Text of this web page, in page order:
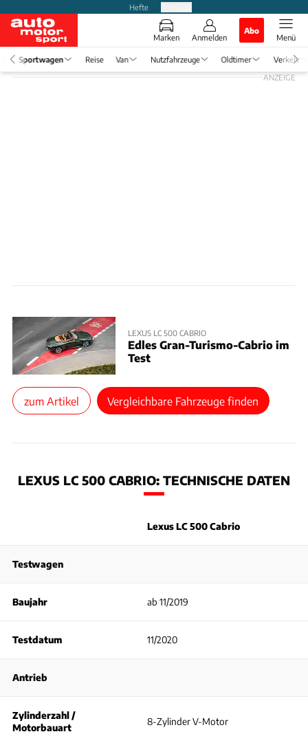
Hefte
Marken Anmelden
Abo
Menü
Sportwagen Reise Van Nutzfahrzeuge Oldtimer
Verkehr
ANZEIGE
LEXUS LC 500 CABRIO
Edles Gran-Turismo-Cabrio im
Test
zum Artikel Vergleichbare Fahrzeuge finden
LEXUS LC 500 CABRIO: TECHNISCHE DATEN
Lexus LC 500 Cabrio
Testwagen
Baujahr ab 11/2019
Testdatum 11/2020
Antrieb
Zylinderzahl /
Motorbauart
8-Zylinder V-Motor